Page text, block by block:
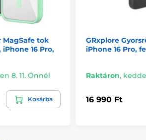
TPU és PC alapú konstrukció
technológiával
és eltávolítás
MagSafe tok
iPhone 16 Pro,
8. 11. Önnél
Kosárba
GRxplore
iPhone 16 Pro,
Raktáron,
16 990 Ft